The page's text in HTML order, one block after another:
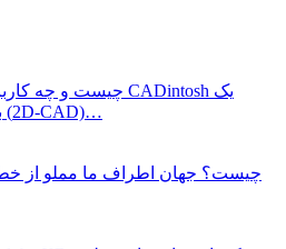
برنامه طراحی دوبعدی (2D-CAD)…